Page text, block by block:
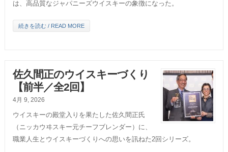
は、高品質なジャパニーズウイスキーの象徴になった。
続きを読む / READ MORE
佐久間正のウイスキーづくり
【前半／全2回】
4月 9, 2026
ウイスキーの殿堂入りを果たした佐久間正氏
（ニッカウヰスキー元チーフブレンダー）に、
職業人生とウイスキーづくりへの思いを訊ねた2回シリーズ。